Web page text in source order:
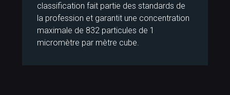
classification fait partie des standards de
la profession et garantit une concentration
maximale de 832 particules de 1
micromètre par mètre cube.